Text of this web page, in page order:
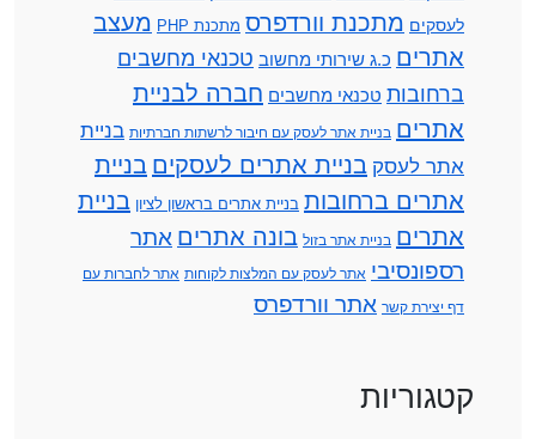
לעסקים מתכנת וורדפרס מתכנת PHP
מעצב
אתרים כ.ג שירותי מחשוב טכנאי מחשבים
ברחובות טכנאי מחשבים חברה לבניית
אתרים בניית אתר לעסק עם חיבור לרשתות חברתיות בניית
אתר לעסק בניית אתרים לעסקים בניית
אתרים ברחובות בניית אתרים בראשון לציון בניית
אתרים בניית אתר בזול בונה אתרים אתר
רספונסיבי אתר לעסק עם המלצות לקוחות אתר לחברות עם
דף יצירת קשר אתר וורדפרס
קטגוריות